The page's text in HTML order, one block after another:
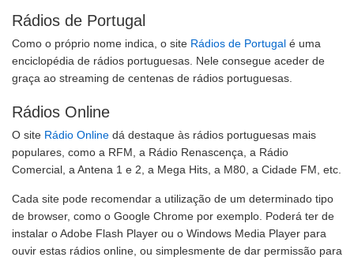
Rádios de Portugal
Como o próprio nome indica, o site Rádios de Portugal é uma
enciclopédia de rádios portuguesas. Nele consegue aceder de
graça ao streaming de centenas de rádios portuguesas.
Rádios Online
O site Rádio Online dá destaque às rádios portuguesas mais
populares, como a RFM, a Rádio Renascença, a Rádio
Comercial, a Antena 1 e 2, a Mega Hits, a M80, a Cidade FM, etc.
Cada site pode recomendar a utilização de um determinado tipo
de browser, como o Google Chrome por exemplo. Poderá ter de
instalar o Adobe Flash Player ou o Windows Media Player para
ouvir estas rádios online, ou simplesmente de dar permissão para